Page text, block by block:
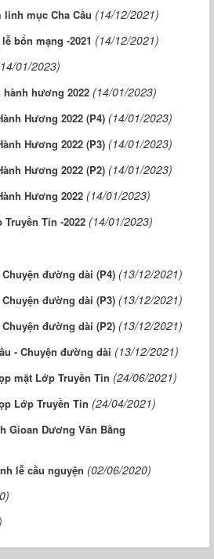
linh mục Cha Cầu (14/12/2021)
bổn mạng -2021 (14/12/2021)
01/2023)
hành hương 2022 (14/01/2023)
Hương 2022 (P4) (14/01/2023)
Hương 2022 (P3) (14/01/2023)
Hương 2022 (P2) (14/01/2023)
Hương 2022 (14/01/2023)
Tin -2022 (14/01/2023)
đường dài (P4) (13/12/2021)
đường dài (P3) (13/12/2021)
đường dài (P2) (13/12/2021)
- Chuyện đường dài (13/12/2021)
mặt Lớp Truyền Tin (24/06/2021)
Lớp Truyền Tin (24/04/2021)
Gioan Dương Văn Bằng
lễ cầu nguyện (02/06/2020)